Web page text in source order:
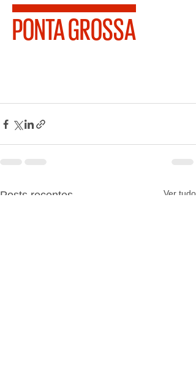
Posts recentes Ver tudo